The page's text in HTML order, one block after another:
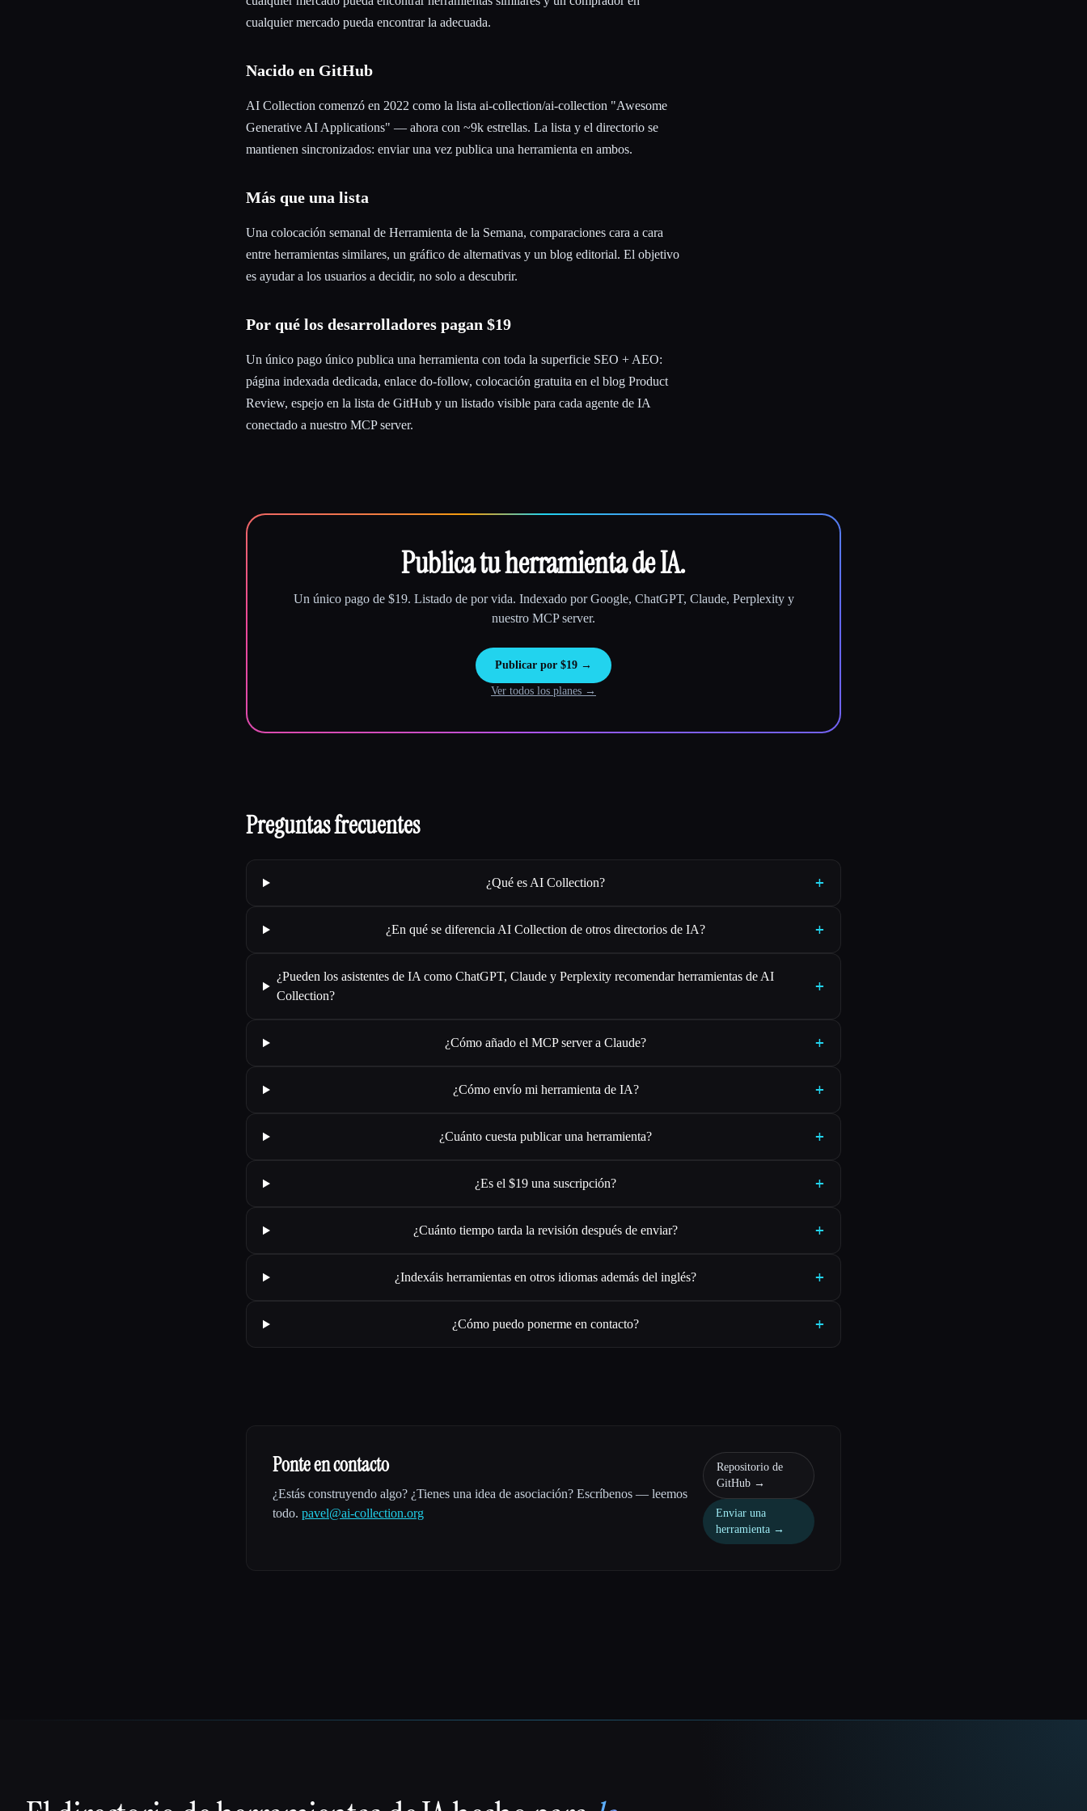
cualquier mercado pueda encontrar la adecuada.
Nacido en GitHub
AI Collection comenzó en 2022 como la lista ai-collection/ai-collection "Awesome
Generative AI Applications" — ahora con ~9k estrellas. La lista y el directorio se
mantienen sincronizados: enviar una vez publica una herramienta en ambos.
Más que una lista
Una colocación semanal de Herramienta de la Semana, comparaciones cara a cara
entre herramientas similares, un gráfico de alternativas y un blog editorial. El objetivo
es ayudar a los usuarios a decidir, no solo a descubrir.
Por qué los desarrolladores pagan $19
Un único pago único publica una herramienta con toda la superficie SEO + AEO:
página indexada dedicada, enlace do-follow, colocación gratuita en el blog Product
Review, espejo en la lista de GitHub y un listado visible para cada agente de IA
conectado a nuestro MCP server.
Publica tu herramienta de IA.
Un único pago de $19. Listado de por vida. Indexado por Google, ChatGPT, Claude, Perplexity y
nuestro MCP server.
Publicar por $19 →
Ver todos los planes →
Preguntas frecuentes
¿Qué es AI Collection? +
¿En qué se diferencia AI Collection de otros directorios de IA? +
¿Pueden los asistentes de IA como ChatGPT, Claude y Perplexity recomendar herramientas de AI
Collection?
+
¿Cómo añado el MCP server a Claude? +
¿Cómo envío mi herramienta de IA? +
¿Cuánto cuesta publicar una herramienta? +
¿Es el $19 una suscripción? +
¿Cuánto tiempo tarda la revisión después de enviar? +
¿Indexáis herramientas en otros idiomas además del inglés? +
¿Cómo puedo ponerme en contacto? +
Ponte en contacto
¿Estás construyendo algo? ¿Tienes una idea de asociación? Escríbenos — leemos
todo. pavel@ai-collection.org
Repositorio de
GitHub →
Enviar una
herramienta →